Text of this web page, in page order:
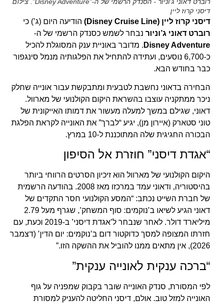
דיסני קרוז ליין
דיסני קרוז ליין (Disney Cruise Line)
הודיעה היום (ג’) כי
רוברט דאוני ג’וניורנבחר לשמש כסנדק הרשמי של ה-
Disney Adventure. מדובר באוניית ענק המסוגלת להכיל
כ-6,700 נוסעים, ועתידה להתחיל את הפלגותיה מנמל סינגפור
כבר בחודש הבא.
הבחירה בדאוני נחשבת לטבעית ומתבקשת עבור אונייה שחלק
ניכר ממתקניה עוצבו בהשראת היקום הקולנועי של מארוול.
דאוני, שגילם במשך למעלה מעשור את דמותו האייקונית של
טוני סטארק (איירון מן), יגיע “לברך” את האונייה לקראת הפלגת
הבכורה החגיגית שלה המתוכננת ל-10 במרץ.
“אגדת דיסני” חוזרת אל הסיפון
היקום הקולנועי של מארוול הוא זיכיון הסרטים הרווחי ביותר
בהיסטוריה, ודאוני עמד במרכזו מאז 2008. בהודעה הרשמית
של חברת השייט נכתב: “המסע הקולנועי חסר התקדים של
דאוני הגיע לשיאו ב’נוקמים: סוף המשחק’, שגרף מעל 2.79
מיליארד דולר. לאחר שנבחר ל’אגדת דיסני’ ב-2019 וכעת, עם
חזרתו המצופה למסך כדוקטור דום ב’נוקמים: יום הדין’ (דצמבר
2026), אין מתאים ממנו להוביל את ההשקה הזו.”
“ברכה ענקית לאונייה ענקית”
לפי המסורת, סנדק האונייה שובר בקבוק שמפניה על גוף
האונייה למזל טוב. אולם, דיסני החליטה להעניק למסורת